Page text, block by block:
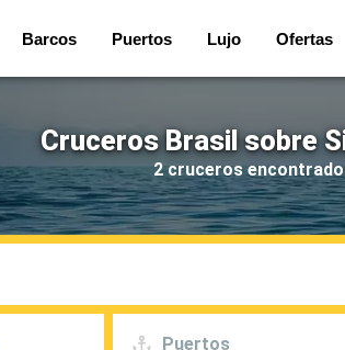
Barcos Puertos Lujo Ofertas
Cruceros Brasil sobre
2 cruceros
Puertos